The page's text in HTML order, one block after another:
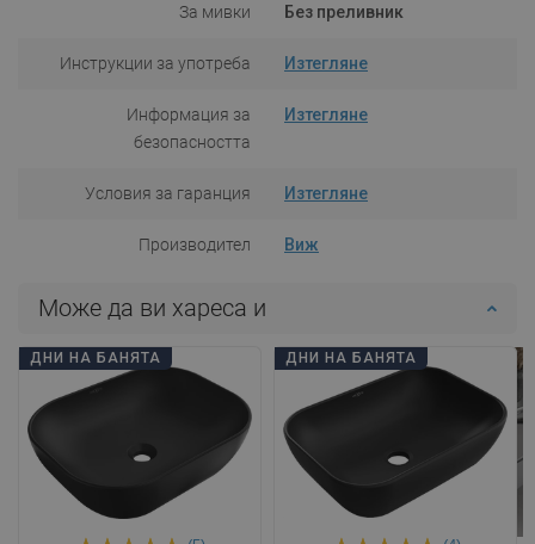
За мивки Без преливник
Инструкции за употреба Изтегляне
Информация за
безопасността
Изтегляне
Условия за гаранция Изтегляне
Производител Виж
Може да ви хареса и
ДНИ НА БАНЯТА ДНИ НА БАНЯТА